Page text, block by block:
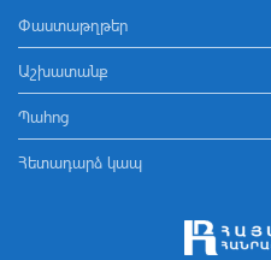
Փաստաթղթեր
Աշխատանք
Պահոց
Հետադարձ կապ